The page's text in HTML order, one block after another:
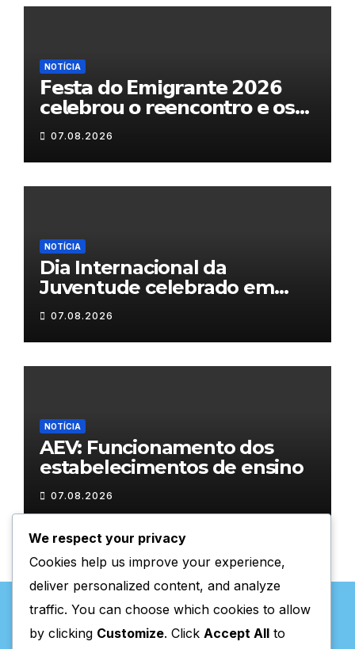
NOTÍCIA
𝗙𝗲𝘀𝘁𝗮 𝗱𝗼 𝗘𝗺𝗶𝗴𝗿𝗮𝗻𝘁𝗲 𝟮𝟬𝟮𝟲
𝗰𝗲𝗹𝗲𝗯𝗿𝗼𝘂 𝗼 𝗿𝗲𝗲𝗻𝗰𝗼𝗻𝘁𝗿𝗼 𝗲 𝗼𝘀
𝗹𝗮𝗰̧𝗼𝘀 𝗾𝘂𝗲 𝘂𝗻𝗲𝗺 𝗠𝘂𝗿𝗰̧𝗮
07.08.2026
NOTÍCIA
Dia Internacional da
Juventude celebrado em
Chaves com atividades
gratuitas
07.08.2026
NOTÍCIA
AEV: Funcionamento dos
estabelecimentos de ensino
07.08.2026
We respect your privacy
Cookies help us improve your experience,
deliver personalized content, and analyze
traffic. You can choose which cookies to allow
by clicking Customize. Click Accept All to